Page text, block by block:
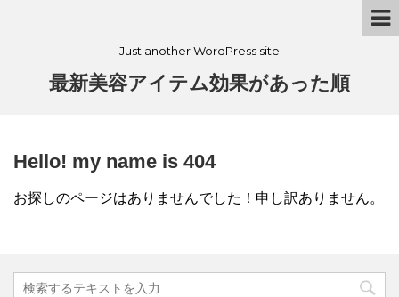
Just another WordPress site
最新美容アイテム効果があった順
Hello! my name is 404
お探しのページはありませんでした！申し訳ありません。